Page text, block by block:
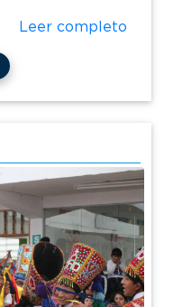
Leer completo